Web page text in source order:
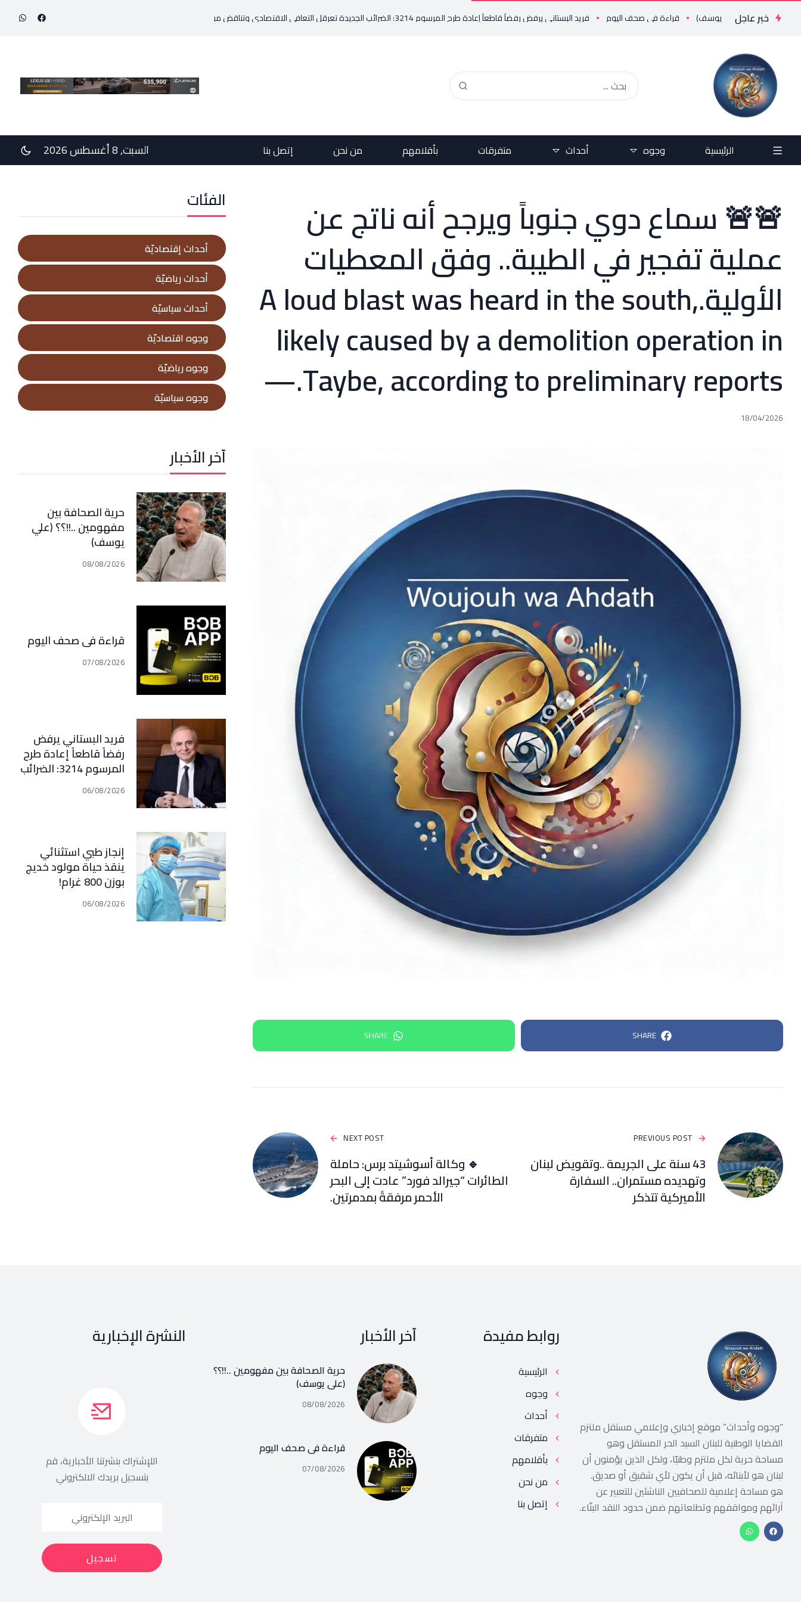
خبر عاجل
..!!؟؟ (علي يوسف) قراءة في صحف اليوم فريد البستاني يرفض رفضاً قاطعاً إعادة طرح المرسوم 3214: الضرائب الجديدة تعرقل التعافي الاقتصادي وتناقض مبدأ الشراكة إنجاز طبي استثنائي ينقذ حياة مولود خديج بوزن 800 غرام!
الرئيسية وجوه أحداث متفرقات بأقلامهم من نحن إتصل بنا السبت, 8 أغسطس 2026
🚨🚨 سماع دوي جنوباً ويرجح أنه ناتج عن
عملية تفجير في الطيبة.. وفق المعطيات
الأولية.A loud blast was heard in the south,
likely caused by a demolition operation in
Taybe, according to preliminary reports.—
18/04/2026
SHARE
SHARE
PREVIOUS POST
43 سنة على الجريمة ..وتقويض لبنان
وتهديده مستمران.. السفارة
الأميركية تتذكر
NEXT POST
🔹 وكالة أسوشيتد برس: حاملة
الطائرات “جيرالد فورد” عادت إلى البحر
الأحمر مرفقةً بمدمرتين.
الفئات
أحداث إقتصاديّة
أحداث رياضيّة
أحداث سياسيّة
وجوه اقتصاديّة
وجوه رياضيّة
وجوه سياسيّة
آخر الأخبار
حرية الصحافة بين
مفهومين ..!!؟؟ (علي
يوسف)
08/08/2026
قراءة في صحف اليوم
07/08/2026
فريد البستاني يرفض
رفضاً قاطعاً إعادة طرح
المرسوم 3214: الضرائب
الجديدة تعرقل التعافي
الاقتصادي وتناقض
06/08/2026
إنجاز طبي استثنائي
ينقذ حياة مولود خديج
بوزن 800 غرام!
06/08/2026
“وجوه وأحداث” موقع إخباري وإعلامي مستقل ملتزم
القضايا الوطنية للبنان السيد الحر المستقل وهو
مساحة حرية لكل ملتزم وطنيًا، ولكل الذين يؤمنون أن
لبنان هو لأبنائه، قبل أن يكون لأي شقيق أو صديق.
هو مساحة إعلامية للصحافيين الناشئين للتعبير عن
آرائهم ومواقفهم وتطلعاتهم ضمن حدود النقد البنّاء.
روابط مفيدة
الرئيسية
وجوه
أحداث
متفرقات
بأقلامهم
من نحن
إتصل بنا
آخر الأخبار
حرية الصحافة بين مفهومين ..!!؟؟
(علي يوسف)
08/08/2026
قراءة في صحف اليوم
07/08/2026
النشرة الإخبارية
اللإشتراك بنشرتنا الأخبارية، قم
بتسجيل بريدك الالكتروني